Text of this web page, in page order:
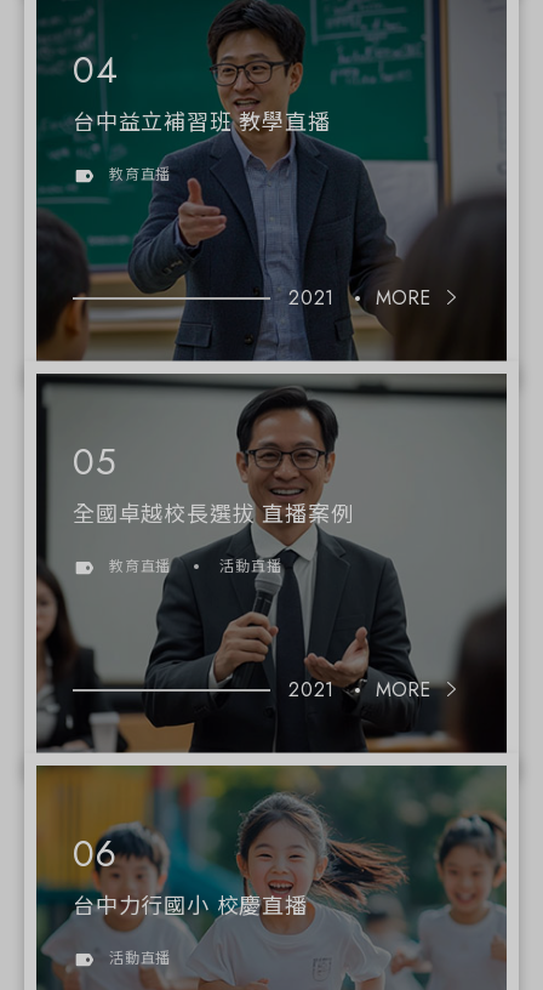
台中益立補習班 教學直播
教育直播
2021 MORE
全國卓越校長選拔 直播案例
教育直播 活動直播
2021 MORE
台中力行國小 校慶直播
活動直播